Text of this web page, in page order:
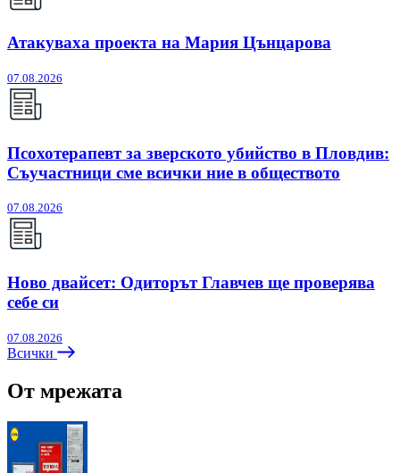
Атакуваха проекта на Мария Цънцарова
07.08.2026
Псохотерапевт за зверското убийство в Пловдив:
Съучастници сме всички ние в обществото
07.08.2026
Ново двайсет: Одиторът Главчев ще проверява
себе си
07.08.2026
Всички
От мрежата